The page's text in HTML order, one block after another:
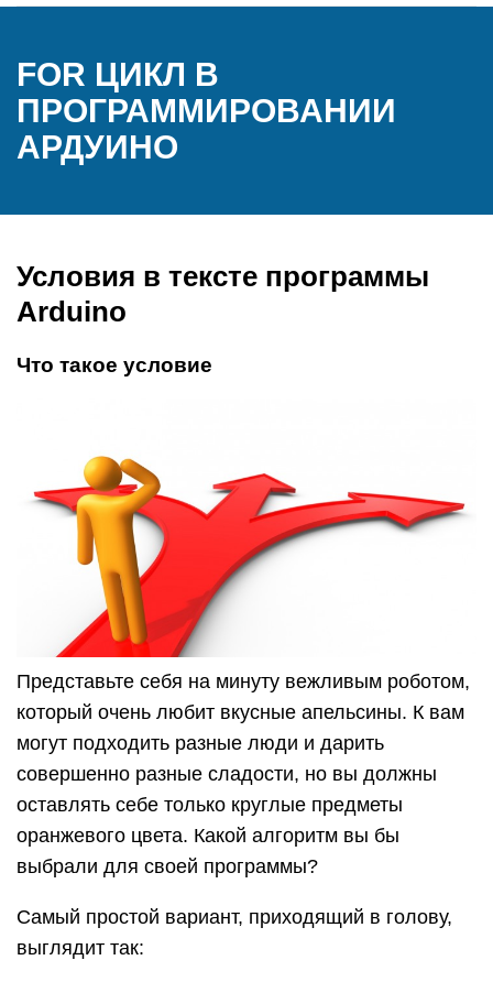
FOR ЦИКЛ В
ПРОГРАММИРОВАНИИ
АРДУИНО
Условия в тексте программы
Arduino
Что такое условие
Представьте себя на минуту вежливым роботом,
который очень любит вкусные апельсины. К вам
могут подходить разные люди и дарить
совершенно разные сладости, но вы должны
оставлять себе только круглые предметы
оранжевого цвета. Какой алгоритм вы бы
выбрали для своей программы?
Самый простой вариант, приходящий в голову,
выглядит так: